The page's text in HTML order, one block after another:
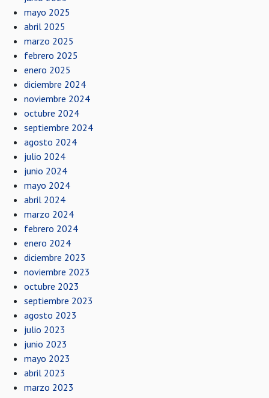
mayo 2025
abril 2025
marzo 2025
febrero 2025
enero 2025
diciembre 2024
noviembre 2024
octubre 2024
septiembre 2024
agosto 2024
julio 2024
junio 2024
mayo 2024
abril 2024
marzo 2024
febrero 2024
enero 2024
diciembre 2023
noviembre 2023
octubre 2023
septiembre 2023
agosto 2023
julio 2023
junio 2023
mayo 2023
abril 2023
marzo 2023